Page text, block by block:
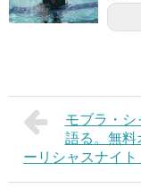
モブラ・シ
語る。無料
ーリシャスナイト